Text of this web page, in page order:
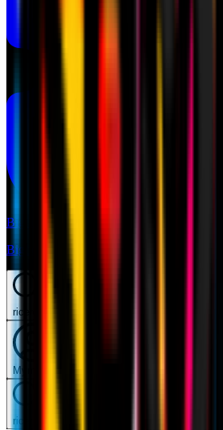
Biglietti
Biglietti
ricerca
Mymilan
ricerca